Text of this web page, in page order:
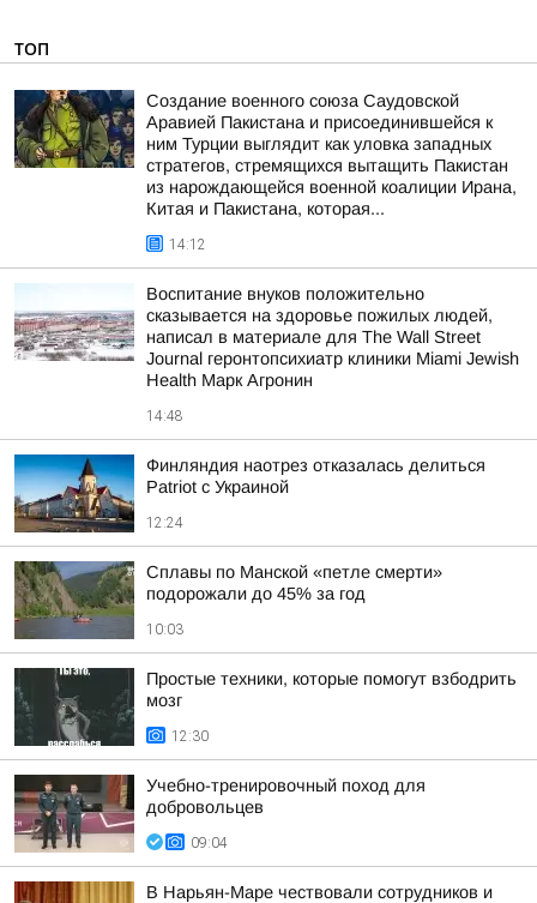
ТОП
Создание военного союза Саудовской
Аравией Пакистана и присоединившейся к
ним Турции выглядит как уловка западных
стратегов, стремящихся вытащить Пакистан
из нарождающейся военной коалиции Ирана,
Китая и Пакистана, которая...
14:12
Воспитание внуков положительно
сказывается на здоровье пожилых людей,
написал в материале для The Wall Street
Journal геронтопсихиатр клиники Miami Jewish
Health Марк Агронин
14:48
Финляндия наотрез отказалась делиться
Patriot с Украиной
12:24
Сплавы по Манской «петле смерти»
подорожали до 45% за год
10:03
Простые техники, которые помогут взбодрить
мозг
12:30
Учебно-тренировочный поход для
добровольцев
09:04
В Нарьян-Маре чествовали сотрудников и